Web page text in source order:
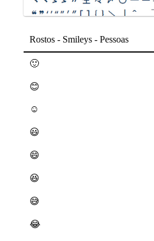
Rostos - Smileys - Pessoas
🙂
😊
☺
😃
😄
😆
😅
😂